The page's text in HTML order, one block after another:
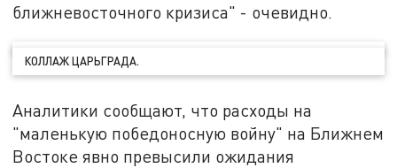
ближневосточного кризиса" - очевидно.
КОЛЛАЖ ЦАРЬГРАДА.
Аналитики сообщают, что расходы на
"маленькую победоносную войну" на Ближнем
Востоке явно превысили ожидания